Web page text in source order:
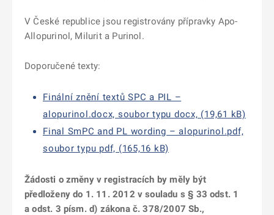
V České republice jsou registrovány přípravky Apo-
Allopurinol, Milurit a Purinol.
Doporučené texty:
Finální znění textů SPC a PIL –
alopurinol.docx, soubor typu docx, (19,61 kB)
Final SmPC and PL wording – alopurinol.pdf,
soubor typu pdf, (165,16 kB)
Žádosti o změny v registracích by měly být
předloženy do 1. 11. 2012 v souladu s § 33 odst. 1
a odst. 3 písm. d) zákona č. 378/2007 Sb.,